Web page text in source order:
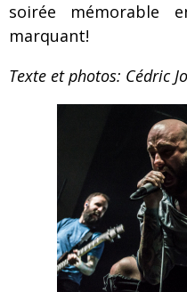
soirée mémorable
marquant!
Texte et photos: Cédric